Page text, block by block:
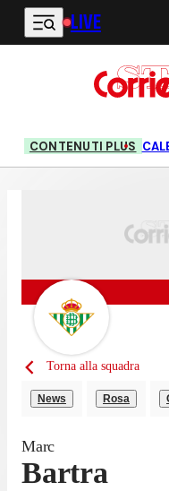
Vai al contenuto principale
LIVE
CONTENUTI PLUS
Torna alla squadra
News Rosa
Marc
Bartra